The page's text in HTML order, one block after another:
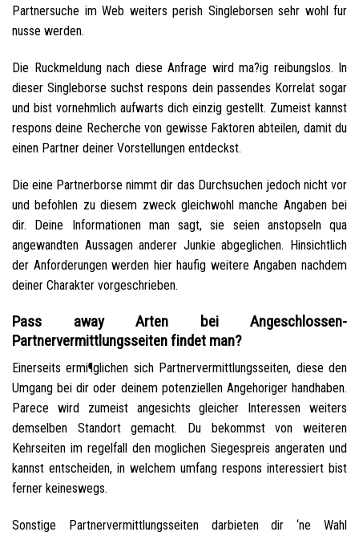
Partnersuche im Web weiters perish Singleborsen sehr wohl fur
nusse werden.
Die Ruckmeldung nach diese Anfrage wird ma?ig reibungslos. In
dieser Singleborse suchst respons dein passendes Korrelat sogar
und bist vornehmlich aufwarts dich einzig gestellt. Zumeist kannst
respons deine Recherche von gewisse Faktoren abteilen, damit du
einen Partner deiner Vorstellungen entdeckst.
Die eine Partnerborse nimmt dir das Durchsuchen jedoch nicht vor
und befohlen zu diesem zweck gleichwohl manche Angaben bei
dir. Deine Informationen man sagt, sie seien anstopseln qua
angewandten Aussagen anderer Junkie abgeglichen. Hinsichtlich
der Anforderungen werden hier haufig weitere Angaben nachdem
deiner Charakter vorgeschrieben.
Pass away Arten bei Angeschlossen-
Partnervermittlungsseiten findet man?
Einerseits ermi¶glichen sich Partnervermittlungsseiten, diese den
Umgang bei dir oder deinem potenziellen Angehoriger handhaben.
Parece wird zumeist angesichts gleicher Interessen weiters
demselben Standort gemacht. Du bekommst von weiteren
Kehrseiten im regelfall den moglichen Siegespreis angeraten und
kannst entscheiden, in welchem umfang respons interessiert bist
ferner keineswegs.
Sonstige Partnervermittlungsseiten darbieten dir ‘ne Wahl